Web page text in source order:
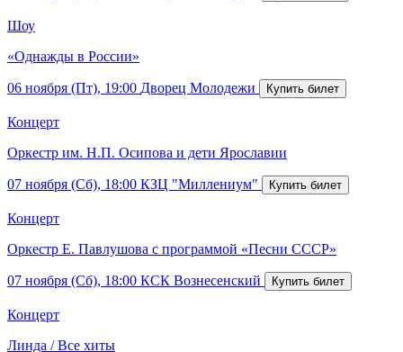
Шоу
«Однажды в России»
06 ноября (Пт), 19:00 Дворец Молодежи
Концерт
Оркестр им. Н.П. Осипова и дети Ярославии
07 ноября (Сб), 18:00 КЗЦ "Миллениум"
Концерт
Оркестр Е. Павлушова с программой «Песни СССР»
07 ноября (Сб), 18:00 КСК Вознесенский
Концерт
Линда / Все хиты